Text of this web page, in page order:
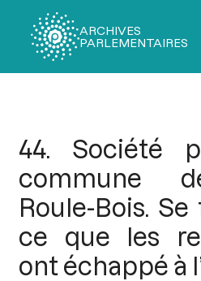
ARCHIVES
PARLEMENTAIRES
44. Société
commune
Roule-Bois.
ce que les
ont échappé à